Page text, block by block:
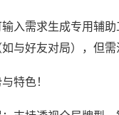
入需求生成专用辅
与好友对局），但
特色！